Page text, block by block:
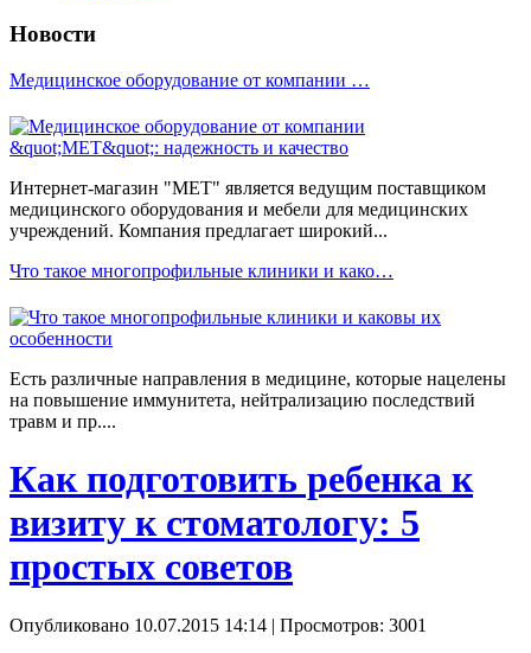
Новости
Медицинское оборудование от компании …
Интернет-магазин "МЕТ" является ведущим поставщиком
медицинского оборудования и мебели для медицинских
учреждений. Компания предлагает широкий...
Что такое многопрофильные клиники и како…
Есть различные направления в медицине, которые нацелены
на повышение иммунитета, нейтрализацию последствий
травм и пр....
Как подготовить ребенка к
визиту к стоматологу: 5
простых советов
Опубликовано 10.07.2015 14:14 | Просмотров: 3001